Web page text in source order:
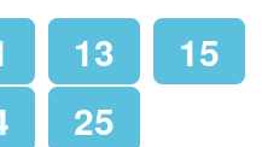
13
15
25